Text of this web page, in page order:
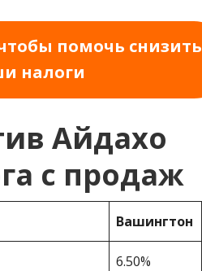
помочь снизить
налоги
Айдахо
с продаж
Вашингтон
6.50%